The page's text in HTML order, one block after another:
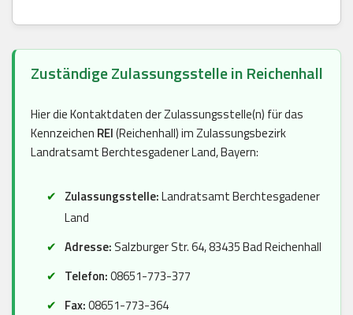
Zuständige Zulassungsstelle in Reichenhall
Hier die Kontaktdaten der Zulassungsstelle(n) für das
Kennzeichen REI(Reichenhall) im Zulassungsbezirk
Landratsamt Berchtesgadener Land, Bayern:
Zulassungsstelle:Landratsamt Berchtesgadener
Land
Adresse: Salzburger Str. 64, 83435 Bad Reichenhall
Telefon:08651-773-377
Fax:08651-773-364